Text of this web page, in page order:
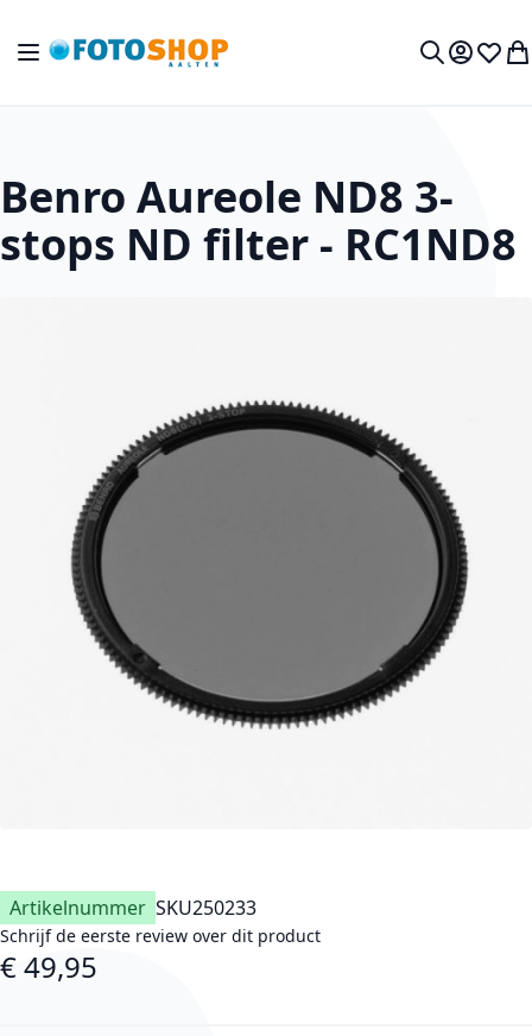
Toggle Nav
Mijn
Benro Aureole ND8 3-
stops ND filter - RC1ND8
Artikelnummer SKU250233
Schrijf de eerste review over dit product
€ 49,95